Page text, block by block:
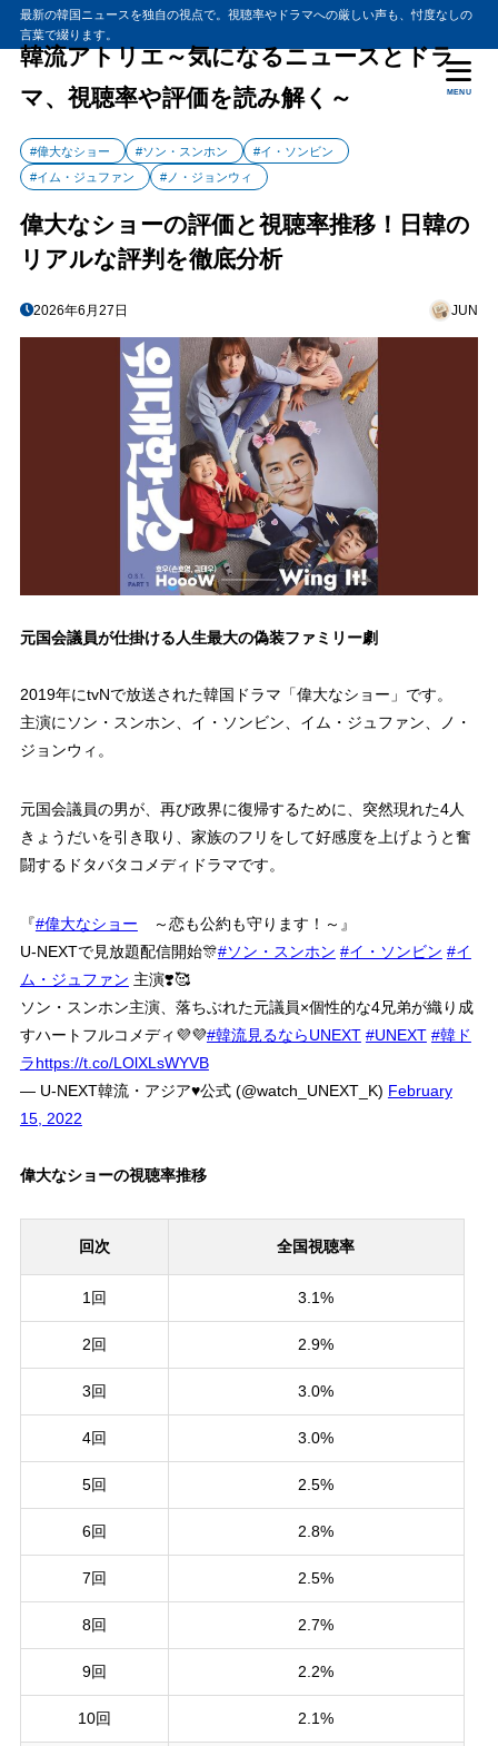
最新の韓国ニュースを独自の視点で。視聴率やドラマへの厳しい声も、忖度なしの
言葉で綴ります。
韓流アトリエ～気になるニュースとドラ
マ、視聴率や評価を読み解く～
MENU
#偉大なショー #ソン・スンホン
#イ・ソンビン
#イム・ジュファン
#ノ・ジョンウィ
偉大なショーの評価と視聴率推移！日韓の
リアルな評判を徹底分析
2026年6月27日 JUN
元国会議員が仕掛ける人生最大の偽装ファミリー劇
2019年にtvNで放送された韓国ドラマ「偉大なショー」です。
主演にソン・スンホン、イ・ソンビン、イム・ジュファン、ノ・
ジョンウィ。
元国会議員の男が、再び政界に復帰するために、突然現れた4人
きょうだいを引き取り、家族のフリをして好感度を上げようと奮
闘するドタバタコメディドラマです。
『#偉大なショー ～恋も公約も守ります！～』
U-NEXTで見放題配信開始🎊#ソン・スンホン #イ・ソンビン #イ
ム・ジュファン 主演❣️🥰
ソン・スンホン主演、落ちぶれた元議員×個性的な4兄弟が織り成
すハートフルコメディ💜💜#韓流見るならUNEXT #UNEXT #韓ド
ラhttps://t.co/LOlXLsWYVB
— U-NEXT韓流・アジア♥公式 (@watch_UNEXT_K) February
15, 2022
偉大なショーの視聴率推移
回次 全国視聴率
1回 3.1%
2回 2.9%
3回 3.0%
4回 3.0%
5回 2.5%
6回 2.8%
7回 2.5%
8回 2.7%
9回 2.2%
10回 2.1%